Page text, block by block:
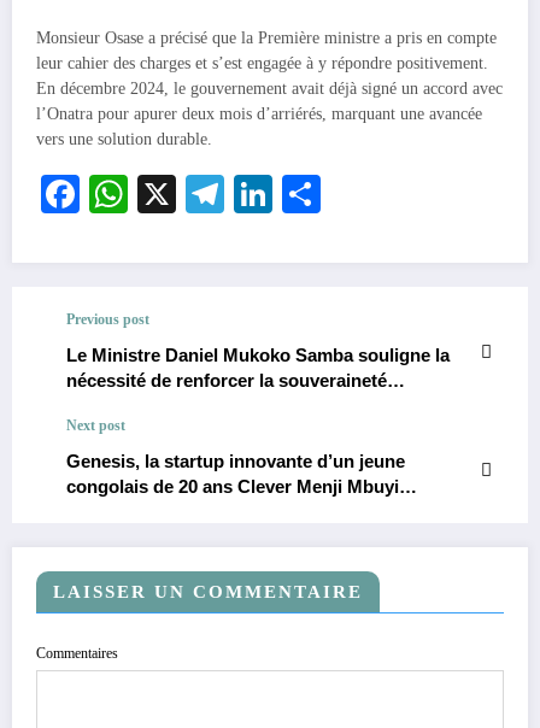
Monsieur Osase a précisé que la Première ministre a pris en compte
leur cahier des charges et s’est engagée à y répondre positivement.
En décembre 2024, le gouvernement avait déjà signé un accord avec
l’Onatra pour apurer deux mois d’arriérés, marquant une avancée
vers une solution durable.
Facebook
WhatsApp
X Telegram
LinkedIn
Previous post
Le Ministre Daniel Mukoko Samba souligne la
nécessité de renforcer la souveraineté
géopolitiques à la Global Growth Conference
2025.
Next post
Genesis, la startup innovante d’un jeune
congolais de 20 ans Clever Menji Mbuyi
LAISSER UN COMMENTAIRE
Commentaires